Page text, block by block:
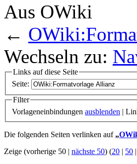
Aus OWiki
←
Wechseln zu:
Links auf diese Seite
Seite:
Filter
Vorlageneinbindungen ausblenden |
Die folgenden Seiten verlinken auf „
Zeige (vorherige 50 | nächste 50) (20 | 50 |